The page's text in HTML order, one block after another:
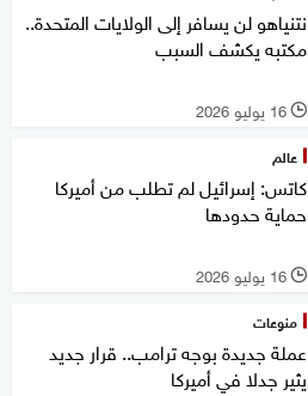
نتنياهو لن يسافر إلى الولايات المتحدة..
مكتبه يكشف السبب
l 16 يوليو 2026
عالم
كاتس: إسرائيل لم تطلب من أميركا
حماية حدودها
l 16 يوليو 2026
منوعات
عملة جديدة بوجه ترامب.. قرار جديد
يثير جدلا في أميركا